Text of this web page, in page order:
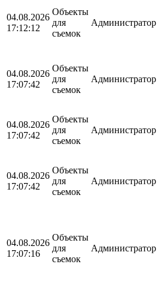
04.08.2026
17:12:12
Объекты
для
съемок
Администратор
04.08.2026
17:07:42
Объекты
для
съемок
Администратор
04.08.2026
17:07:42
Объекты
для
съемок
Администратор
04.08.2026
17:07:42
Объекты
для
съемок
Администратор
04.08.2026
17:07:16
Объекты
для
съемок
Администратор